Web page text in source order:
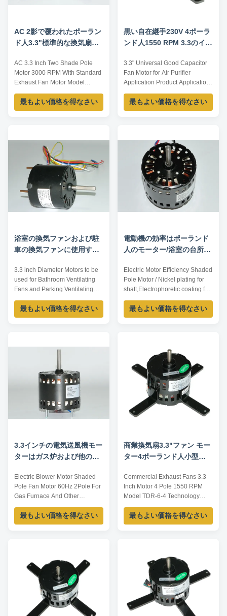
AC 2影で覆われたポーラン
ド人3.3"標準的な換気扇モ
ー3000 RPM
AC 3.3 Inch Two Shade Pole
Motor 3000 RPM With Standard
Exhaust Fan Motor Model
Output power /W Voltage /V
Frequency /Hz Rated current /A
Pole Speed /RPM TDR-80-2 80
100 120 60 1.65 2 3000 TDR-
125-2 125 230 60 0.90 2 3200
TDR-140-2 140 120 ...
最もよい価格を得なさい
黒い自在継手230V 4ポーラ
ンド人1550 RPM 3.3のイン
モーター
3.3" Universal Good Capacitor
Fan Motor for Air Purifier
Application Product Application
This kind of motor is designed
for air-moving and mechanical
application,such as: 1. Kitchen
makers. 2. Wall
in coolers. 3. Room air ...
最もよい価格を得なさい
浴室の換気ファンおよび駐
車の換気ファンに使用する
ター
3.3 inch Diameter Motors to be
used for Bathroom Ventilating
Fans and Parking Ventilating
Fans Technical Parameters:
Model Output power /W Voltage
/V Frequency /Hz Rated current
15 115 60 0.4 2 3000 TDR-35-2
最もよい価格を得なさい
電動機の効率はポーランド
人のモーター/浴室の台所冷
いました
Electric Motor Efficiency Shaded
Pole Motor / Nickel plating for
shaft,Electrophoretic coating for
enclosure Specification: Model
Output power /W Voltage /V
Frequency /Hz Rated current /A
electrophoretic coating ...
最もよい価格を得なさい
3.3インチの電気送風機モー
ターはガス炉および他の換
人 ファン モーター60Hz 2
ポーランド人を影で覆った
Electric Blower Motor Shaded
Pole Fan Motor 60Hz 2Pole For
Gas Furnace And Other
Ventilation equipment Technical
Parameters: Model Output
power /W Voltage /V Frequency
1.5 2 3000 YZJ-30-2 30W 115
60 2.17 2 3000 ...
最もよい価格を得なさい
商業換気扇3.3"ファン モー
ター4ポーランド人小型
Commercial Exhaust Fans 3.3
Inch Motor 4 Pole 1550 RPM
Model TDR-6-4 Technology
specification: Model TDR-6-4
Power 6W Voltage 110V
Frequency 60Hz Current 0.27A
Application: Fan
blower,ventilating fan,gas
furnace,sewage ...
最もよい価格を得なさい